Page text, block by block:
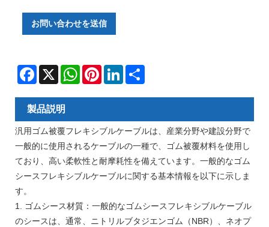
お問い合わせを送信
Facebook
X WhatsAppPinterestLinkedIn
製品説明
汎用ゴム被覆フレキシブルケーブルは、産業分野や建設分野で
一般的に使用されるケーブルの一種で、ゴム被覆材料を使用し
ており、高い柔軟性と耐摩耗性を備えています。一般的なゴム
シースフレキシブルケーブルに関する基本情報を以下に示しま
す。
1. ゴムシース材質：一般的なゴムシースフレキシブルケーブル
のシースは、通常、ニトリルブタジエンゴム（NBR）、ネオプ